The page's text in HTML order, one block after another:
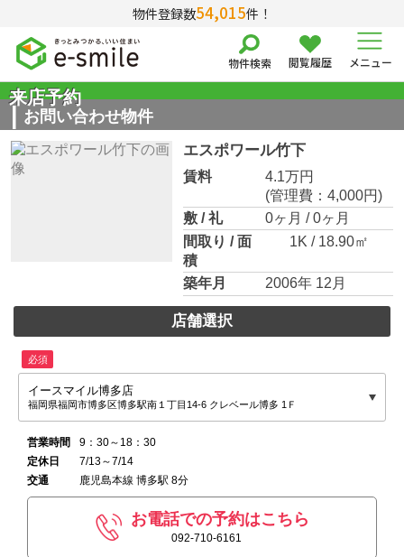
物件登録数54,015件！
物件検索 閲覧履歴 メニュー
来店予約
お問い合わせ物件
エスポワール竹下
賃料
4.1万円
(管理費：4,000円)
敷 / 礼
0ヶ月 / 0ヶ月
間取り / 面
積
1K / 18.90㎡
築年月 2006年 12月
店舗選択
必須
イースマイル博多店
福岡県福岡市博多区博多駅南１丁目14-6 クレベール博多 1Ｆ
営業時間
9：30～18：30
定休日
7/13～7/14
交通
鹿児島本線 博多駅 8分
お電話での予約はこちら
092-710-6161